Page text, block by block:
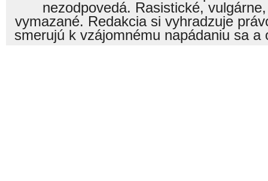
nezodpovedá. Rasistické,
vymazané. Redakcia si vyhradzuje
smerujú k vzájomnému napádaniu sa